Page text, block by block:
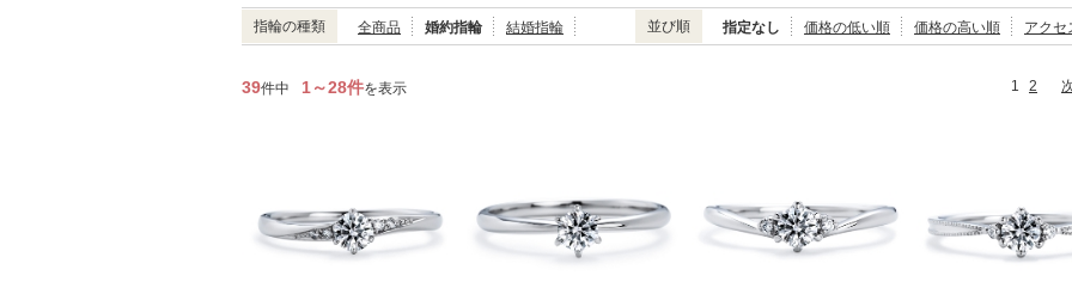
指輪の種類 全商品 婚約指輪 結婚指輪 並び順 指定なし 価格の低い順 価格の高い順 アクセ
39件中 1～28件を表示 1 2